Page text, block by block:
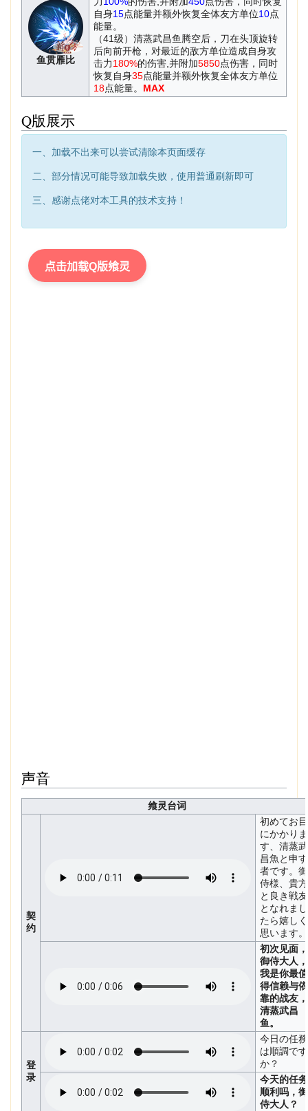
鱼贯雁比
自身15点能量并额外恢复全体友方单位10点
能量。
（41级）清蒸武昌鱼腾空后，刀在头顶旋转
后向前开枪，对最近的敌方单位造成自身攻
击力180%的伤害,并附加5850点伤害，同时
恢复自身35点能量并额外恢复全体友方单位
18点能量。 MAX
Q版展示
一、加载不出来可以尝试清除本页面缓存
二、部分情况可能导致加载失败，使用普通刷新即可
三、感谢点佬对本工具的技术支持！
声音
飨灵台词
契
约
初めてお目
にかかりま
す、清蒸武
昌魚と申す
者です。御
侍様、貴方
と良き戦友
となれまし
たら嬉しく
思います。
初次见面，
御侍大人，
我是你最值
得信赖与依
靠的战友，
清蒸武昌
鱼。
登
录
今日の任務
は順調です
か？
今天的任务
顺利吗，御
侍大人？